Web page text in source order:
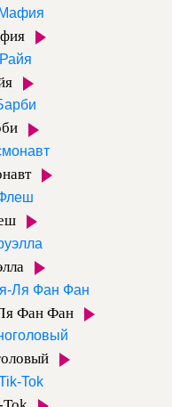
Фан Фан